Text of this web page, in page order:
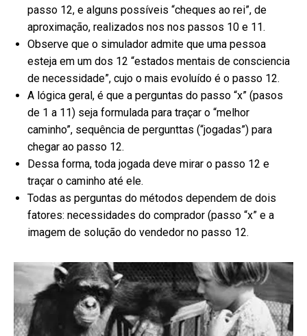
passo 12, e alguns possíveis “cheques ao rei”, de
aproximação, realizados nos nos passos 10 e 11.
Observe que o simulador admite que uma pessoa
esteja em um dos 12 “estados mentais de consciencia
de necessidade”, cujo o mais evoluído é o passo 12.
A lógica geral, é que a perguntas do passo “x” (pasos
de 1 a 11) seja formulada para traçar o “melhor
caminho”, sequência de pergunttas (“jogadas”) para
chegar ao passo 12.
Dessa forma, toda jogada deve mirar o passo 12 e
traçar o caminho até ele.
Todas as perguntas do métodos dependem de dois
fatores: necessidades do comprador (passo “x” e a
imagem de solução do vendedor no passo 12.